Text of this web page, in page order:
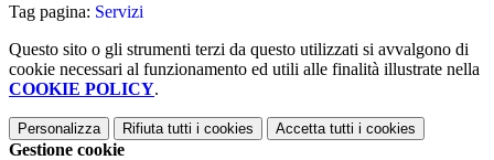
Tag pagina: Servizi
Questo sito o gli strumenti terzi da questo utilizzati si avvalgono di
cookie necessari al funzionamento ed utili alle finalità illustrate nella
COOKIE POLICY.
Personalizza Rifiuta tutti i cookies Accetta tutti i cookies
Gestione cookie